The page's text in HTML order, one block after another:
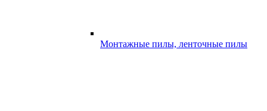
Монтажные пилы, ленточные пилы